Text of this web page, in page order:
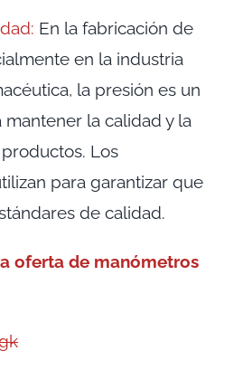
En la fabricación de
en la industria
la presión es un
la calidad y la
Los
para garantizar que
de calidad.
oferta de manómetros